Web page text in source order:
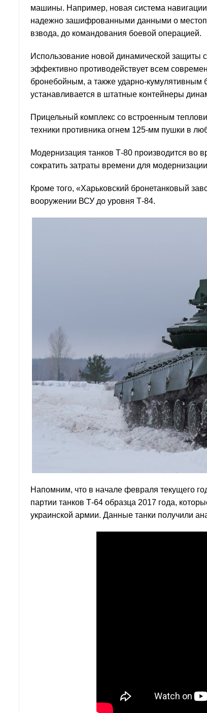
машины. Например, новая система
надежно зашифрованными данными о
взвода, до командования боевой операцией.
Использование новой динамической
эффективно противодействует всем
бронебойным, а также ударно-кумулятивным
устанавливается в штатные контейнеры
Прицельный комплекс со встроенным
техники противника огнем 125-мм пушки в
Модернизация танков Т-80 производится во
сократить затраты времени для
Кроме того, «Харьковский бронетанковый
вооружении ВСУ до уровня Т-84.
Напомним, что в начале февраля текущего
партии танков Т-64 образца 2017 года,
украинской армии. Данные танки получили